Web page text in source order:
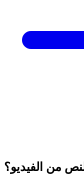
من الفيديو؟